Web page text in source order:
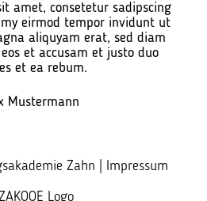
amet, consetetur sadipscing
eirmod tempor invidunt ut
aliquyam erat, sed diam
et accusam et justo duo
et ea rebum.
Mustermann
Zahn | Impressum